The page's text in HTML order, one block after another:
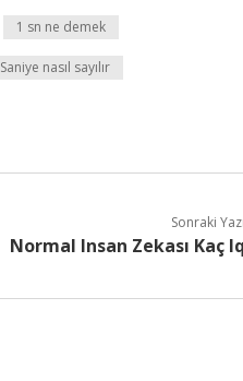
1 sn ne demek
Saniye nasıl sayılır
Sonraki
Normal Insan Zekası Kaç